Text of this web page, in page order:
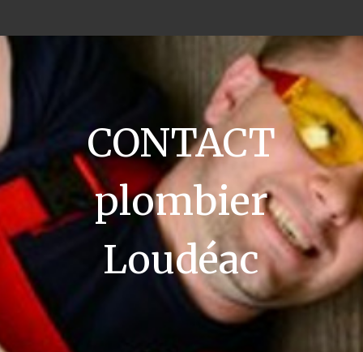
CONTACT
plombier
Loudéac